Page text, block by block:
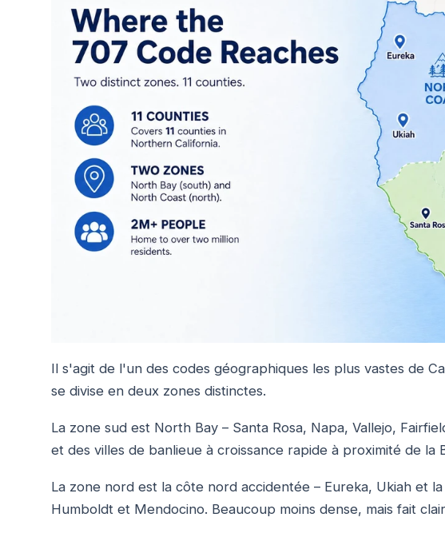
Il s'agit de l'un des codes géographiques les plus vastes de
se divise en deux zones distinctes.
La zone sud est North Bay – Santa Rosa, Napa, Vallejo,
et des villes de banlieue à croissance rapide à proximité de la
La zone nord est la côte nord accidentée – Eureka, Ukiah et
Humboldt et Mendocino. Beaucoup moins dense, mais fait